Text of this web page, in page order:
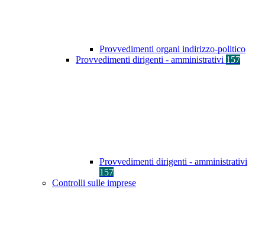
Provvedimenti organi indirizzo-politico
Provvedimenti dirigenti - amministrativi 157
Provvedimenti dirigenti - amministrativi
157
Controlli sulle imprese